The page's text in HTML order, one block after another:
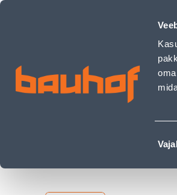
valik
TÖÖSTUSVALGUSTI 1X36W IP65 -
TOOTED